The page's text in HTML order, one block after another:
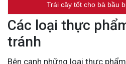
Trái cây tốt cho bà bầu
Các loại thực
tránh
Bên cạnh những loại thực